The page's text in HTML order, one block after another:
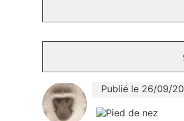
Publié le 26/09/